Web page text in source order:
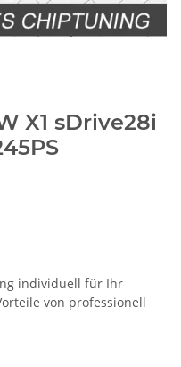
X1 sDrive28i
individuell für Ihr
von professionell